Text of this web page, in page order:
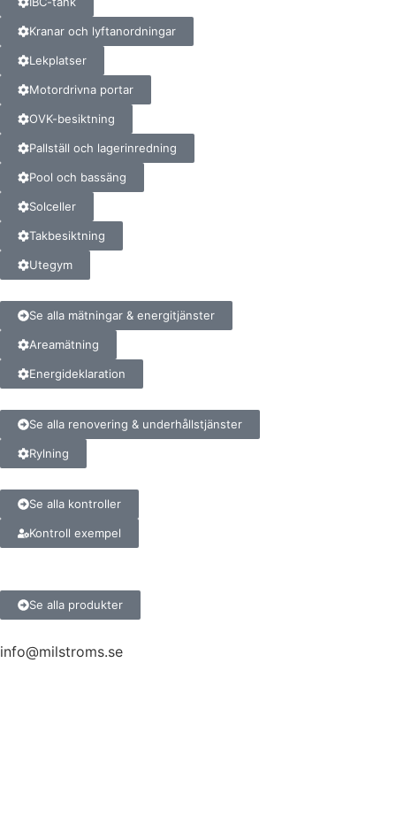
Kranar och lyftanordningar
Lekplatser
Motordrivna portar
OVK-besiktning
Pallställ och lagerinredning
Pool och bassäng
Solceller
Takbesiktning
Utegym
Se alla mätningar & energitjänster
Areamätning
Energideklaration
Se alla renovering & underhållstjänster
Rylning
Se alla kontroller
Kontroll exempel
Se alla produkter
info@milstroms.se